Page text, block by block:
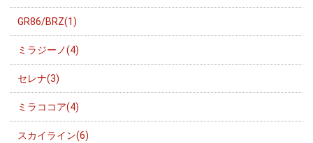
GR86/BRZ(1)
ミラジーノ(4)
セレナ(3)
ミラココア(4)
スカイライン(6)